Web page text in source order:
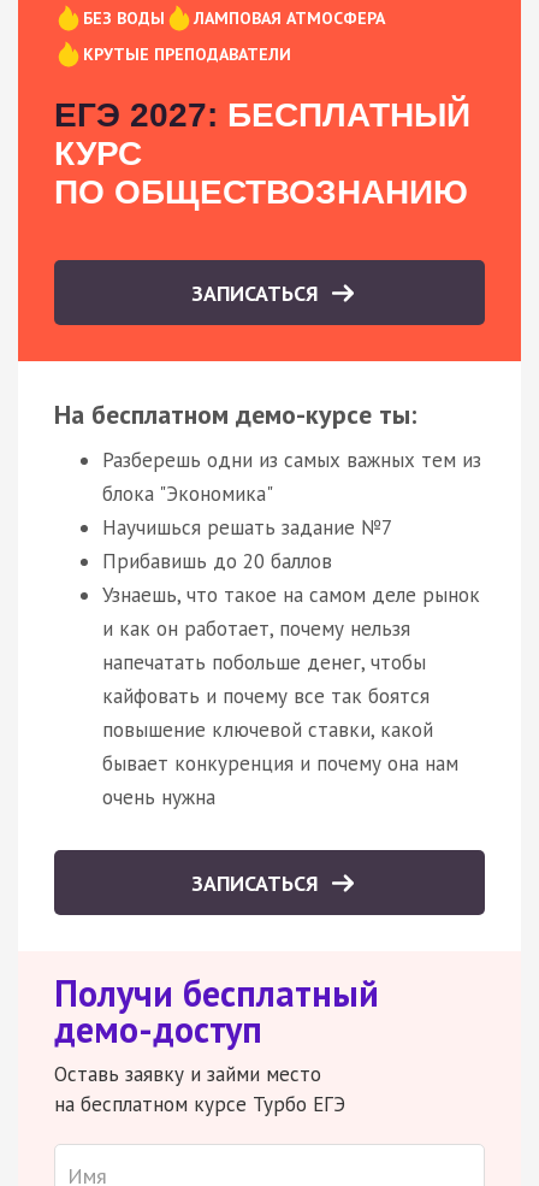
БЕЗ ВОДЫ
ЛАМПОВАЯ АТМОСФЕРА
КРУТЫЕ ПРЕПОДАВАТЕЛИ
ЕГЭ 2027: БЕСПЛАТНЫЙ
КУРС
ПО ОБЩЕСТВОЗНАНИЮ
ЗАПИСАТЬСЯ
На бесплатном демо-курсе ты:
Разберешь одни из самых важных тем из
блока "Экономика"
Научишься решать задание №7
Прибавишь до 20 баллов
Узнаешь, что такое на самом деле рынок
и как он работает, почему нельзя
напечатать побольше денег, чтобы
кайфовать и почему все так боятся
повышение ключевой ставки, какой
бывает конкуренция и почему она нам
очень нужна
ЗАПИСАТЬСЯ
Получи бесплатный
демо-доступ
Оставь заявку и займи место
на бесплатном курсе Турбо ЕГЭ